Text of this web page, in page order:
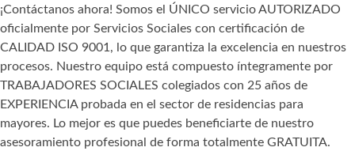
¡Contáctanos ahora! Somos el ÚNICO servicio AUTORIZADO
oficialmente por Servicios Sociales con certificación de
CALIDAD ISO 9001, lo que garantiza la excelencia en nuestros
procesos. Nuestro equipo está compuesto íntegramente por
TRABAJADORES SOCIALES colegiados con 25 años de
EXPERIENCIA probada en el sector de residencias para
mayores. Lo mejor es que puedes beneficiarte de nuestro
asesoramiento profesional de forma totalmente GRATUITA.